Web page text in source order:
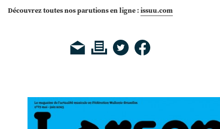
Découvrez toutes nos parutions en ligne :issuu.com